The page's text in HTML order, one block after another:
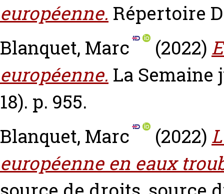
européenne. Répertoire
Blanquet, Marc
(2022)
européenne. La Semaine
18). p. 955.
Blanquet, Marc
(2022)
européenne en eaux